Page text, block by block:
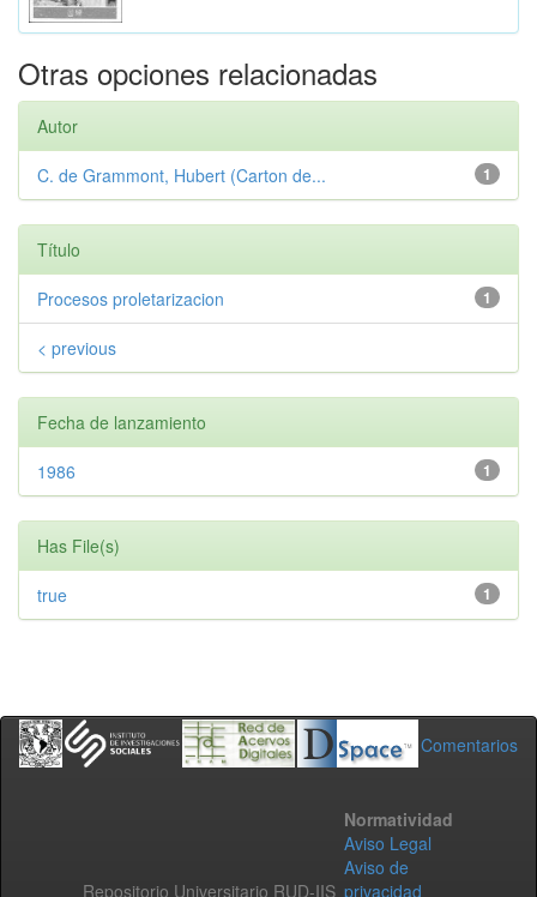
Otras opciones relacionadas
Autor
1
C. de Grammont, Hubert (Carton de...
Título
1
Procesos proletarizacion
< previous
Fecha de lanzamiento
1
1986
Has File(s)
1
true
Comentarios
Repositorio Universitario RUD-IIS
Normatividad
Aviso Legal
Aviso de
privacidad